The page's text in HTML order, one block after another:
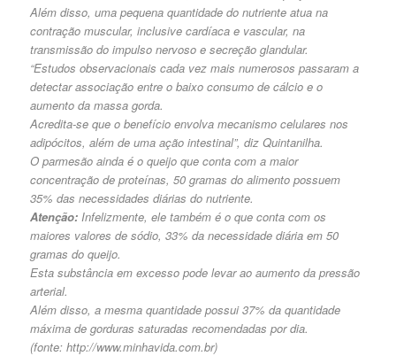
Além disso, uma pequena quantidade do nutriente atua na
contração muscular, inclusive cardíaca e vascular, na
transmissão do impulso nervoso e secreção glandular.
“Estudos observacionais cada vez mais numerosos passaram a
detectar associação entre o baixo consumo de cálcio e o
aumento da massa gorda.
Acredita-se que o benefício envolva mecanismo celulares nos
adipócitos, além de uma ação intestinal”, diz Quintanilha.
O parmesão ainda é o queijo que conta com a maior
concentração de proteínas, 50 gramas do alimento possuem
35% das necessidades diárias do nutriente.
Atenção: Infelizmente, ele também é o que conta com os
maiores valores de sódio, 33% da necessidade diária em 50
gramas do queijo.
Esta substância em excesso pode levar ao aumento da pressão
arterial.
Além disso, a mesma quantidade possui 37% da quantidade
máxima de gorduras saturadas recomendadas por dia.
(fonte:http://www.minhavida.com.br)